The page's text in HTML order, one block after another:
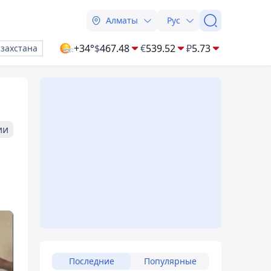
Алматы Рус
+34°$467.48 €539.52 ₽5.73
Последние Популярные